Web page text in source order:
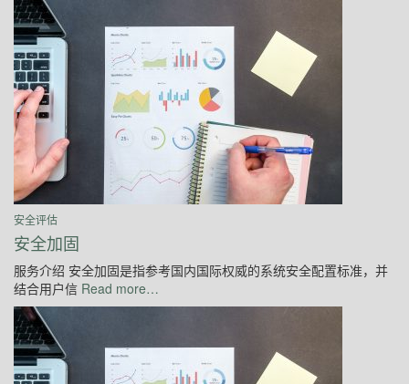
安全评估
安全加固
服务介绍 安全加固是指参考国内国际权威的系统安全配置标准，并
结合用户信 Read more…